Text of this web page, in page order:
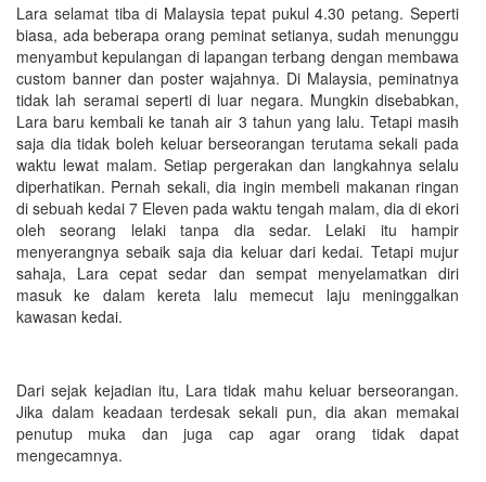
Lara selamat tiba di Malaysia tepat pukul 4.30 petang. Seperti
biasa, ada beberapa orang peminat setianya, sudah menunggu
menyambut kepulangan di lapangan terbang dengan membawa
custom banner dan poster wajahnya. Di Malaysia, peminatnya
tidak lah seramai seperti di luar negara. Mungkin disebabkan,
Lara baru kembali ke tanah air 3 tahun yang lalu. Tetapi masih
saja dia tidak boleh keluar berseorangan terutama sekali pada
waktu lewat malam. Setiap pergerakan dan langkahnya selalu
diperhatikan. Pernah sekali, dia ingin membeli makanan ringan
di sebuah kedai 7 Eleven pada waktu tengah malam, dia di ekori
oleh seorang lelaki tanpa dia sedar. Lelaki itu hampir
menyerangnya sebaik saja dia keluar dari kedai. Tetapi mujur
sahaja, Lara cepat sedar dan sempat menyelamatkan diri
masuk ke dalam kereta lalu memecut laju meninggalkan
kawasan kedai.
Dari sejak kejadian itu, Lara tidak mahu keluar berseorangan.
Jika dalam keadaan terdesak sekali pun, dia akan memakai
penutup muka dan juga cap agar orang tidak dapat
mengecamnya.